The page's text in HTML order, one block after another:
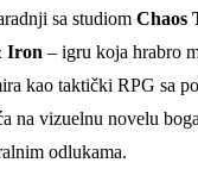
sa studiom Chaos
Iron – igru koja hrabro
kao taktički RPG sa
na vizuelnu novelu
odlukama.